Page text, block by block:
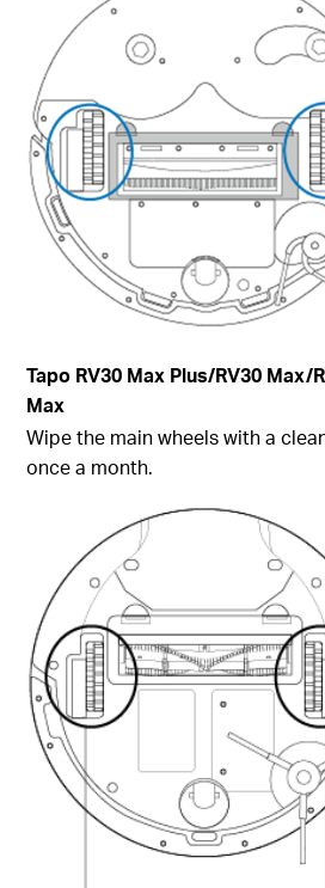
Tapo RV30 Max Plus/RV30 Max/
Max
Wipe the main wheels with a
once a month.